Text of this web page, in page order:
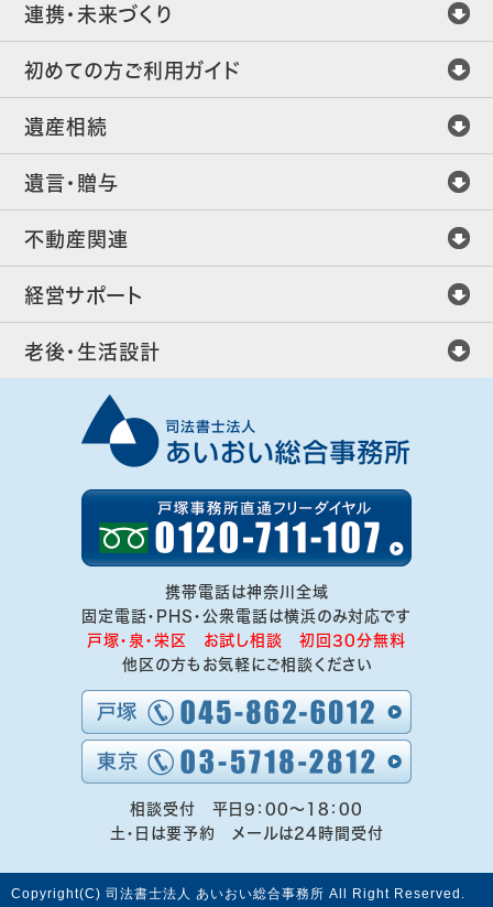
連携・未来づくり
初めての方ご利用ガイド
遺産相続
遺言・贈与
不動産関連
経営サポート
老後・生活設計
携帯電話は神奈川全域
固定電話・PHS・公衆電話は横浜のみ対応です
戸塚・泉・栄区 お試し相談 初回30分無料
他区の方もお気軽にご相談ください
相談受付 平日9：00～18：00
土・日は要予約 メールは24時間受付
Copyright(C) 司法書士法人 あいおい総合事務所 All Right Reserved.